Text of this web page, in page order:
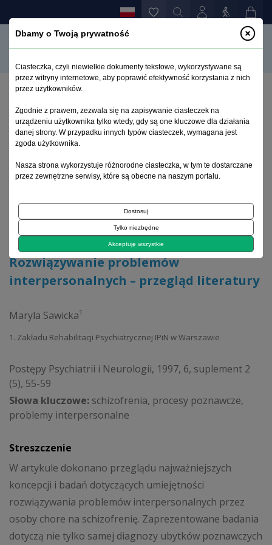
Rozwiązywanie problemów interpersonalnych –
przegląd literatury
Archiwum 1992–2014
1997, tom 6, suplement 2
Koncepcje
Rozwiązywanie problemów
interpersonalnych – przegląd literatury
Maryla Sawicka1
1. Zakładu Rehabilitacji Psychiatrycznej IPiN w Warszawie
Postępy Psychiatrii i Neurologii, 1997, 6, suplement 2
(5), 55-59
Słowa kluczowe: schizofrenia, procesy poznawcze,
problemy interpersonalne
Streszczenie
W artykule dokonano przeglądu najważniejszych
koncepcji i badań dotyczących umiejętności
rozwiązywania problemów interpersonalnych przez
osoby chore na schizofrenię. Zaprezentowane badania
dotyczą nie tylko samej diagnozy ubytków poznawczych
Dbamy o Twoją prywatność
Ciasteczka, czyli niewielkie dokumenty tekstowe, wykorzystywane są
przez witryny internetowe, aby poprawić efektywność korzystania z nich
przez użytkowników.
Zgodnie z prawem, zezwala się na zapisywanie ciasteczek na
urządzeniu użytkownika tylko wtedy, gdy są one kluczowe dla działania
danej strony. W przypadku innych typów ciasteczek, wymagana jest
zgoda użytkownika.
Nasza strona wykorzystuje różnorodne ciasteczka, w tym te dostarczane
przez zewnętrzne serwisy, które są obecne na naszym portalu.
Dostosuj
Tylko niezbędne
Akceptuję wszystkie